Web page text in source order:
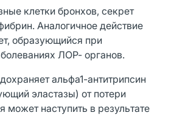
клетки бронхов, секрет
Аналогичное действие
образующийся при
ЛОР- органов.
альфа1-антитрипсин
эластазы) от потери
может наступить в результате